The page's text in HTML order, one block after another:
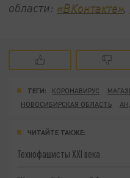
области: «ВКонтакте»,
ТЕГИ: КОРОНАВИРУС
НОВОСИБИРСКАЯ ОБЛАСТЬ
ЧИТАЙТЕ ТАКЖЕ:
Технофашисты XXI века